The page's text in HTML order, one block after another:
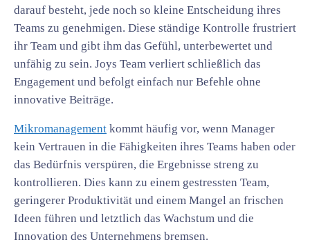
darauf besteht, jede noch so kleine Entscheidung ihres
Teams zu genehmigen. Diese ständige Kontrolle frustriert
ihr Team und gibt ihm das Gefühl, unterbewertet und
unfähig zu sein. Joys Team verliert schließlich das
Engagement und befolgt einfach nur Befehle ohne
innovative Beiträge.
Mikromanagement kommt häufig vor, wenn Manager
kein Vertrauen in die Fähigkeiten ihres Teams haben oder
das Bedürfnis verspüren, die Ergebnisse streng zu
kontrollieren. Dies kann zu einem gestressten Team,
geringerer Produktivität und einem Mangel an frischen
Ideen führen und letztlich das Wachstum und die
Innovation des Unternehmens bremsen.